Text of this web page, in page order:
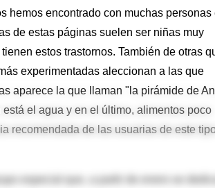
hemos encontrado con muchas personas
de estas páginas suelen ser niñas muy
estos trastornos. También de otras
experimentadas aleccionan a las que
aparece la que llaman "la pirámide de
el agua y en el último, alimentos poco
recomendada de las usuarias de este
especial que, a partir de enero se